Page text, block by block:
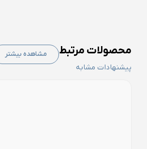
محصولات مرتبط
پیشنهادات مشابه
مشاهده بیشتر